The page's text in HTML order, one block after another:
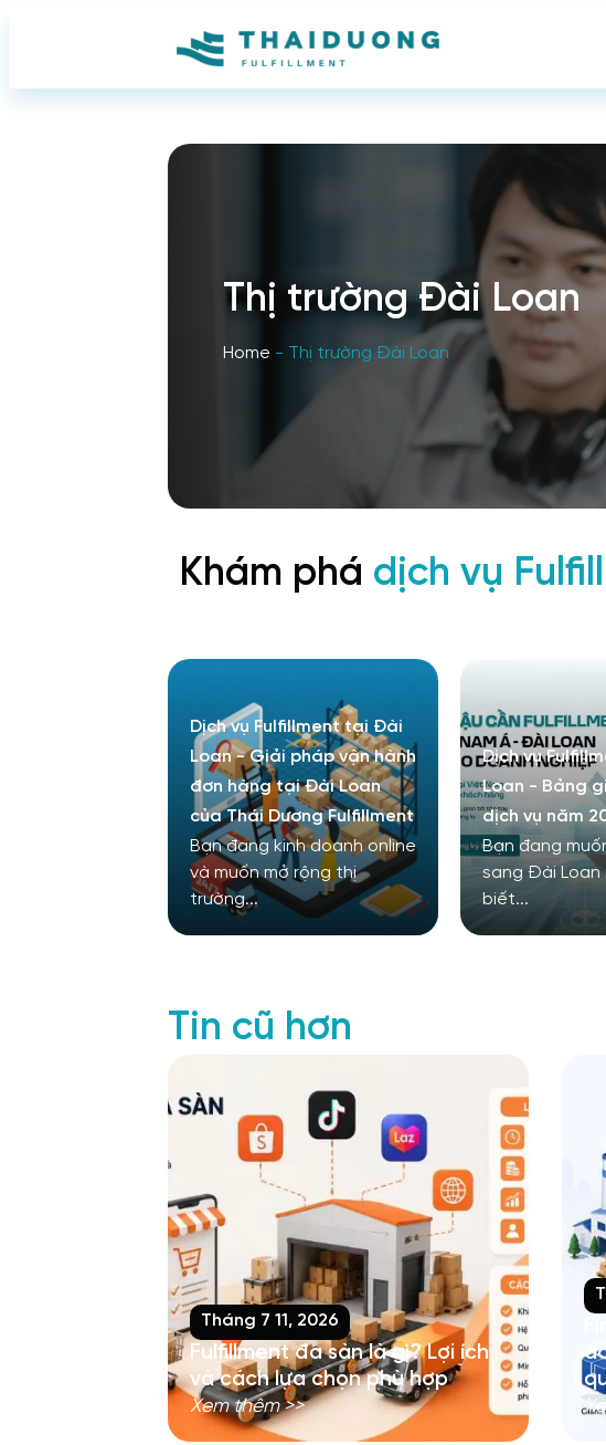
Thị trường Đài Loan
Home - Thị trường Đài Loan
Khám phá dịch vụ
Dịch vụ Fulfillment tại Đài
Loan - Giải pháp vận hành
đơn hàng tại Đài Loan
của Thái Dương Fulfillment
Bạn đang kinh doanh online
và muốn mở rộng thị
trường...
Dịch vụ
Loan - Bảng
dịch vụ năm
Bạn đang
sang Đài Loan
biết...
Tin cũ hơn
Tháng 7 11, 2026
Fulfillment đa sàn là gì? Lợi ích
và cách lựa chọn phù hợp
Xem thêm >>